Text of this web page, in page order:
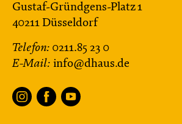
Gustaf-Gründgens-Platz 1
40211 Düsseldorf
Telefon: 0211.85 23 0
E-Mail: info@dhaus.de